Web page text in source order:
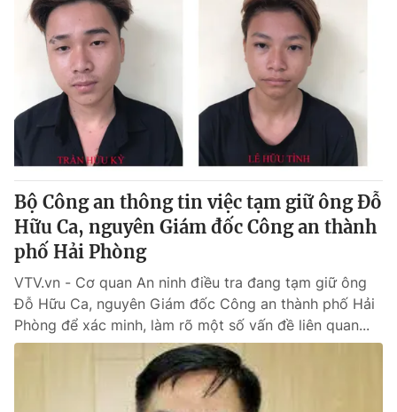
Bộ Công an thông tin việc tạm giữ ông Đỗ
Hữu Ca, nguyên Giám đốc Công an thành
phố Hải Phòng
VTV.vn - Cơ quan An ninh điều tra đang tạm giữ ông
Đỗ Hữu Ca, nguyên Giám đốc Công an thành phố Hải
Phòng để xác minh, làm rõ một số vấn đề liên quan...